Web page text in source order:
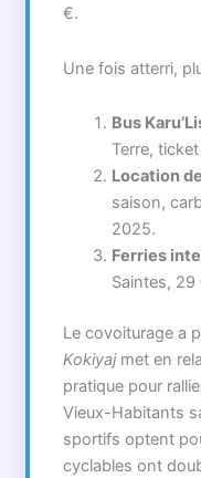
€.
Une fois atterri,
Bus
Terre,
Location
saison,
2025.
Ferries
Saintes,
Le covoiturage a
Kokiyajmet en
pratique pour
Vieux-Habitants
sportifs optent
cyclables ont